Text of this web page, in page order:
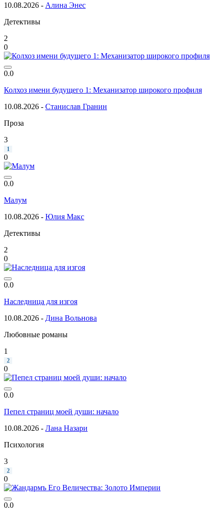
10.08.2026 - Алина Энес
Детективы
2
0
0.0
Колхоз имени будущего 1: Механизатор широкого профиля
10.08.2026 - Станислав Гранин
Проза
3
1
0
0.0
Малум
10.08.2026 - Юлия Макс
Детективы
2
0
0.0
Наследница для изгоя
10.08.2026 - Дина Вольнова
Любовные романы
1
2
0
0.0
Пепел страниц моей души: начало
10.08.2026 - Лана Назари
Психология
3
2
0
0.0